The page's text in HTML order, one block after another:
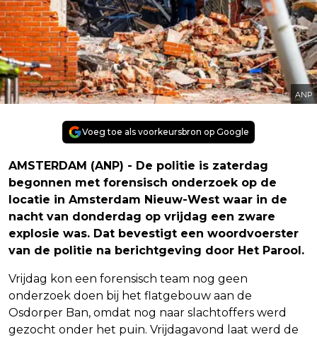
ANP
Voeg toe als voorkeursbron op Google
AMSTERDAM (ANP) - De politie is zaterdag
begonnen met forensisch onderzoek op de
locatie in Amsterdam Nieuw-West waar in de
nacht van donderdag op vrijdag een zware
explosie was. Dat bevestigt een woordvoerster
van de politie na berichtgeving door Het Parool.
Vrijdag kon een forensisch team nog geen
onderzoek doen bij het flatgebouw aan de
Osdorper Ban, omdat nog naar slachtoffers werd
gezocht onder het puin. Vrijdagavond laat werd de